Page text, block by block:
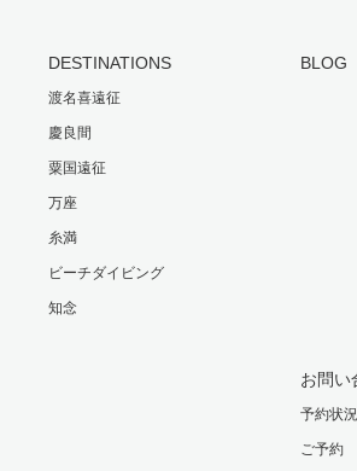
DESTINATIONS
渡名喜遠征
慶良間
粟国遠征
万座
糸満
ビーチダイビング
知念
BLOG
お問い
予約状況
ご予約